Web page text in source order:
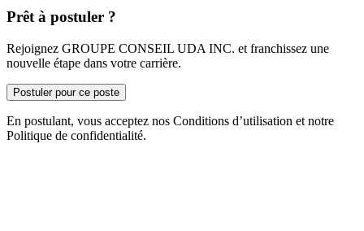
Prêt à postuler ?
Rejoignez GROUPE CONSEIL UDA INC. et franchissez une
nouvelle étape dans votre carrière.
Postuler pour ce poste
En postulant, vous acceptez nos Conditions d’utilisation et notre
Politique de confidentialité.